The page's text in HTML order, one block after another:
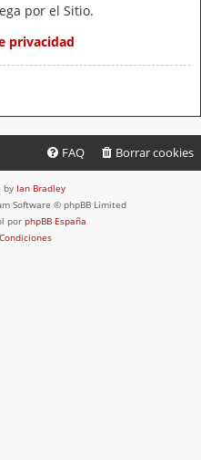
por el Sitio.
privacidad
Borrar cookies
FAQ
by Ian Bradley
Software © phpBB Limited
por phpBB España
Condiciones